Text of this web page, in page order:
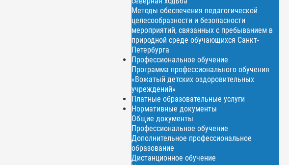
Методы обеспечения педагогической
целесообразности и безопасности
мероприятий, связанных с пребыванием в
природной среде обучающихся Санкт-
Петербурга
Профессиональное обучение
Программа профессионального обучения
«Вожатый детских оздоровительных
учреждений»
Платные образовательные услуги
Нормативные документы
Общие документы
Профессиональное обучение
Дополнительное профессиональное
образование
Дистанционное обучение